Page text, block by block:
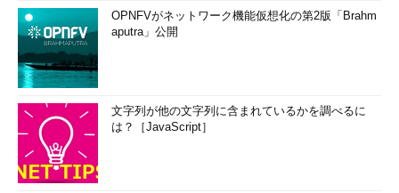
OPNFVがネットワーク機能仮想化の第2版「Brahm
aputra」公開
文字列が他の文字列に含まれているかを調べるに
は？［JavaScript］